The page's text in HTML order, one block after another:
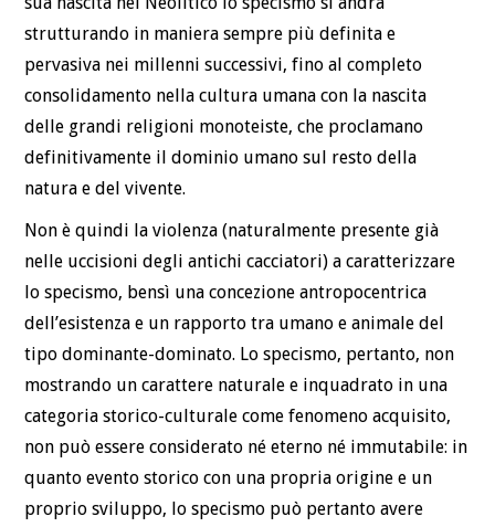
strutturando in maniera sempre più definita e
pervasiva nei millenni successivi, fino al completo
consolidamento nella cultura umana con la nascita
delle grandi religioni monoteiste, che proclamano
definitivamente il dominio umano sul resto della
natura e del vivente.
Non è quindi la violenza (naturalmente presente già
nelle uccisioni degli antichi cacciatori) a caratterizzare
lo specismo, bensì una concezione antropocentrica
dell’esistenza e un rapporto tra umano e animale del
tipo dominante-dominato. Lo specismo, pertanto, non
mostrando un carattere naturale e inquadrato in una
categoria storico-culturale come fenomeno acquisito,
non può essere considerato né eterno né immutabile: in
quanto evento storico con una propria origine e un
proprio sviluppo, lo specismo può pertanto avere